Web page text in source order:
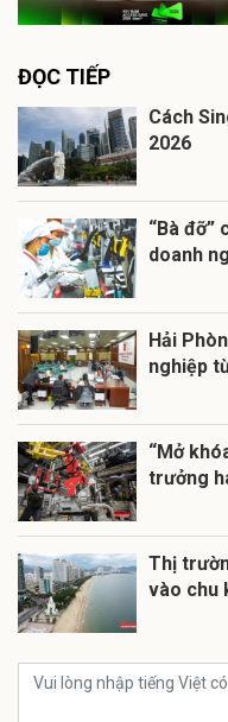
ĐỌC TIẾP
Cách
2026
“Bà đỡ”
doanh
Hải
nghiệp
“Mở
trưởng
Thị
vào chu